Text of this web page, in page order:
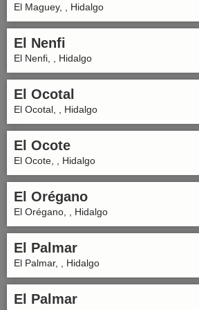
El Maguey, , Hidalgo
El Nenfi
El Nenfi, , Hidalgo
El Ocotal
El Ocotal, , Hidalgo
El Ocote
El Ocote, , Hidalgo
El Orégano
El Orégano, , Hidalgo
El Palmar
El Palmar, , Hidalgo
El Palmar